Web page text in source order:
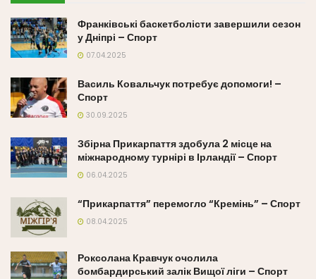
Франківські баскетболісти завершили сезон
у Дніпрі – Спорт
07.04.2025
Василь Ковальчук потребує допомоги! –
Спорт
30.09.2025
Збірна Прикарпаття здобула 2 місце на
міжнародному турнірі в Ірландії – Спорт
06.04.2025
“Прикарпаття” перемогло “Кремінь” – Спорт
08.04.2025
Роксолана Кравчук очолила
бомбардирський залік Вищої ліги – Спорт